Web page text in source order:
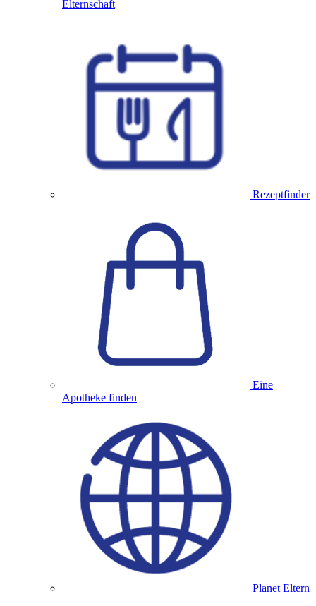
Elternschaft
Rezeptfinder
Eine
Apotheke finden
Planet Eltern